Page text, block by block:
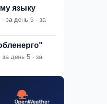
языку
за день 5 · за
за день 5 · за